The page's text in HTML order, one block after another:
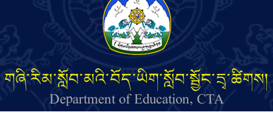
གཞི་རིམ་སློབ་མའི་བོད་ཡིག་སློབ་སྦྱོང་དྲྭ་ཚིགས།
Department of Education, CTA